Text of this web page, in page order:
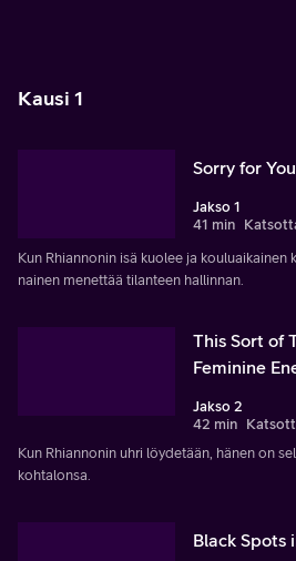
Kausi 1
Sorry for
Jakso 1
41 min
Kun Rhiannonin isä kuolee ja kouluaikainen
nainen menettää tilanteen hallinnan.
This Sort of
Feminine
Jakso 2
42 min
Kun Rhiannonin uhri löydetään, hänen on
kohtalonsa.
Black Spots